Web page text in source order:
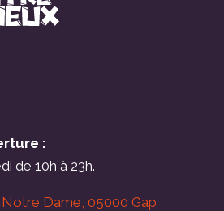
:
de 10h à 23h.
Notre Dame, 05000 Gap